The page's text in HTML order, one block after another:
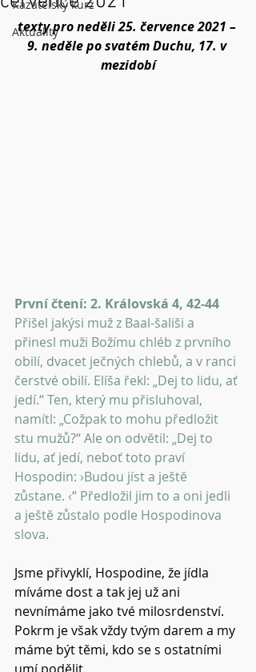
Kazatelský kurz
Aktuality
texty pro neděli 25. července 2021 –
9. neděle po svatém Duchu, 17. v
mezidobí
První čtení: 2. Královská 4, 42-44
Přišel jakýsi muž z Baal-šališi a
přinesl muži Božímu chléb z prvního
obilí, dvacet ječných chlebů, a v ranci
čerstvé obilí. Elíša řekl: „Dej to lidu, ať
jedí.“ Ten, který mu přisluhoval,
namítl: „Cožpak to mohu předložit
stu mužů?“ Ale on odvětil: „Dej to
lidu, ať jedí, neboť toto praví
Hospodin: ›Budou jíst a ještě
zůstane. ‹“ Předložil jim to a oni jedli
a ještě zůstalo podle Hospodinova
slova.
Jsme přivyklí, Hospodine, že jídla
míváme dost a tak jej už ani
nevnímáme jako tvé milosrdenství.
Pokrm je však vždy tvým darem a my
máme být těmi, kdo se s ostatními